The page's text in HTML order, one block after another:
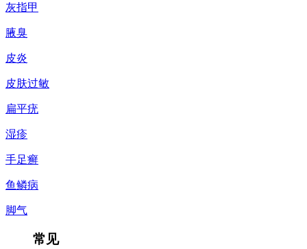
灰指甲
腋臭
皮炎
皮肤过敏
扁平疣
湿疹
手足癣
鱼鳞病
脚气
常见